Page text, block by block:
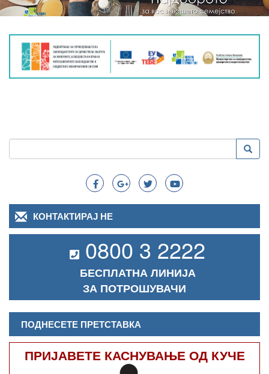
Search
Пребарување
КОНТАКТИРАЈ НЕ
0800 3 2222
БЕСПЛАТНА ЛИНИЈА
ЗА ПОТРОШУВАЧИ
ПОДНЕСЕТЕ ПРЕТСТАВКА
ПРИЈАВЕТЕ КАСНУВАЊЕ ОД КУЧЕ